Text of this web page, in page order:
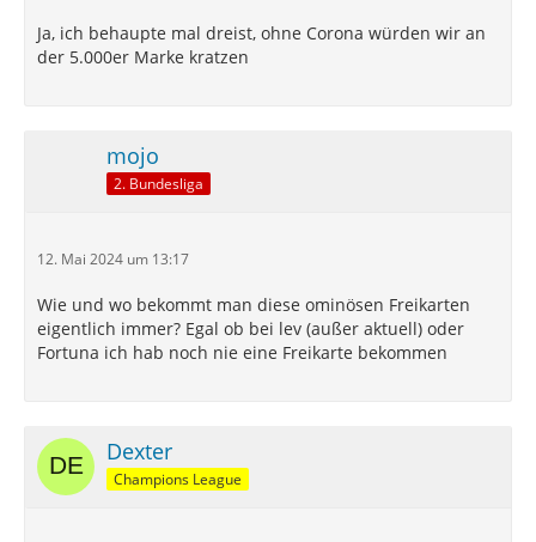
Ja, ich behaupte mal dreist, ohne Corona würden wir an
der 5.000er Marke kratzen
mojo
2. Bundesliga
12. Mai 2024 um 13:17
Wie und wo bekommt man diese ominösen Freikarten
eigentlich immer? Egal ob bei lev (außer aktuell) oder
Fortuna ich hab noch nie eine Freikarte bekommen
Dexter
Champions League